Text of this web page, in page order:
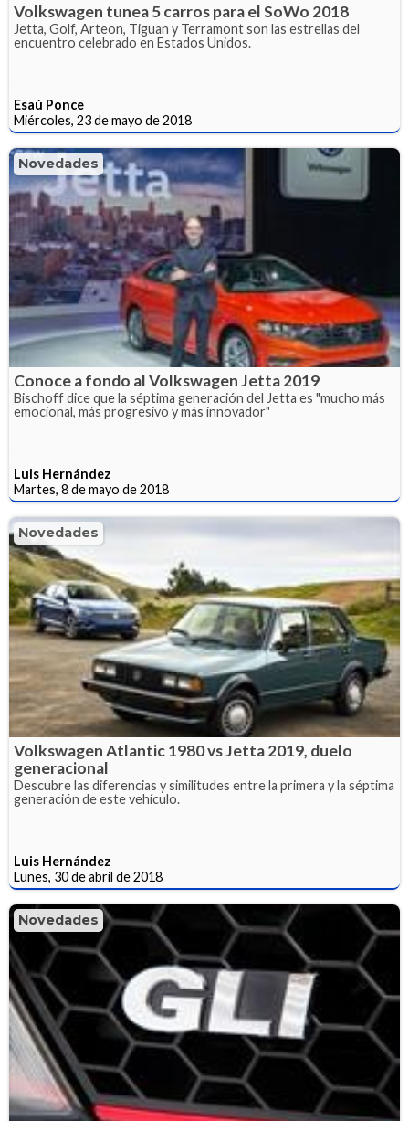
Volkswagen tunea 5 carros para el SoWo 2018
Jetta, Golf, Arteon, Tiguan y Terramont son las estrellas del
encuentro celebrado en Estados Unidos.
Esaú Ponce
Miércoles, 23 de mayo de 2018
Novedades
Conoce a fondo al Volkswagen Jetta 2019
Bischoff dice que la séptima generación del Jetta es "mucho más
emocional, más progresivo y más innovador"
Luis Hernández
Martes, 8 de mayo de 2018
Novedades
Volkswagen Atlantic 1980 vs Jetta 2019, duelo
generacional
Descubre las diferencias y similitudes entre la primera y la séptima
generación de este vehículo.
Luis Hernández
Lunes, 30 de abril de 2018
Novedades